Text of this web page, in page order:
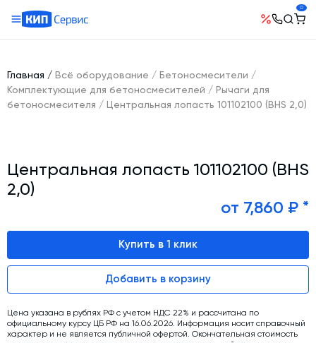
0
Бетонные заводы (БСУ, РБУ)
Бетоносмесители
Гибкие шнеки для сыпучих материалов
Конвейерное оборудование
Силосы для цемента и обвязка
Растариватели Биг-Бегов
Тепловое оборудование
Дозаторы для бетонных заводов
География поставок
Руководство
Сотрудничество
История компании
Ответы на вопросы
Условия труда
Контакты
Главная / Всё оборудование / Бетоносмесители /
Комплектующие для бетоносмесителей / Рычаги для
бетоносмесителя / Центральная лопасть 101102100 (BHS 2,0)
Центральная лопасть 101102100 (BHS
2,0)
от 7,860 ₽ *
Купить в 1 клик
Добавить в корзину
Цена указана в рублях РФ с учетом НДС 22% и рассчитана по
официальному курсу ЦБ РФ на 16.06.2026. Информация носит справочный
характер и не является публичной офертой. Окончательная стоимость